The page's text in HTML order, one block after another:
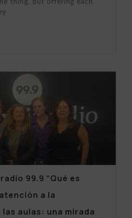
thing, but offering each
99.9 “Qué es
a la
aulas: una mirada